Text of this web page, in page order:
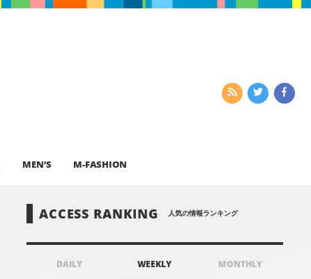
MEN’S M-FASHION
ACCESS RANKING 人気の情報ランキング
DAILY WEEKLY MONTHLY